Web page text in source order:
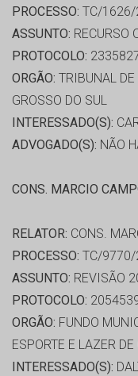
PROCESSO: TC/1626/
ASSUNTO: RECURSO
PROTOCOLO:
ORGÃO: TRIBUNAL
GROSSO DO SUL
INTERESSADO(S):
ADVOGADO(S): NÃO
CONS. MARCIO
RELATOR: CONS.
PROCESSO: TC/9770/
ASSUNTO: REVISÃO
PROTOCOLO:
ORGÃO: FUNDO
ESPORTE E LAZER
INTERESSADO(S):